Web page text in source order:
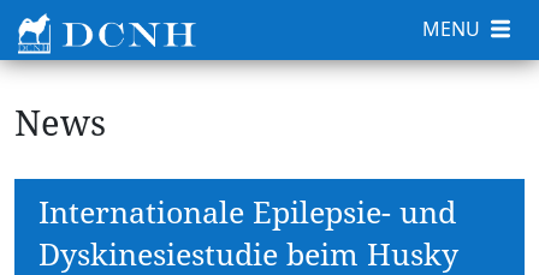
News
Internationale Epilepsie- und
Dyskinesiestudie beim Husky
MENU